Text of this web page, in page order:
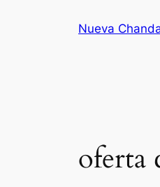
Nueva
oferta